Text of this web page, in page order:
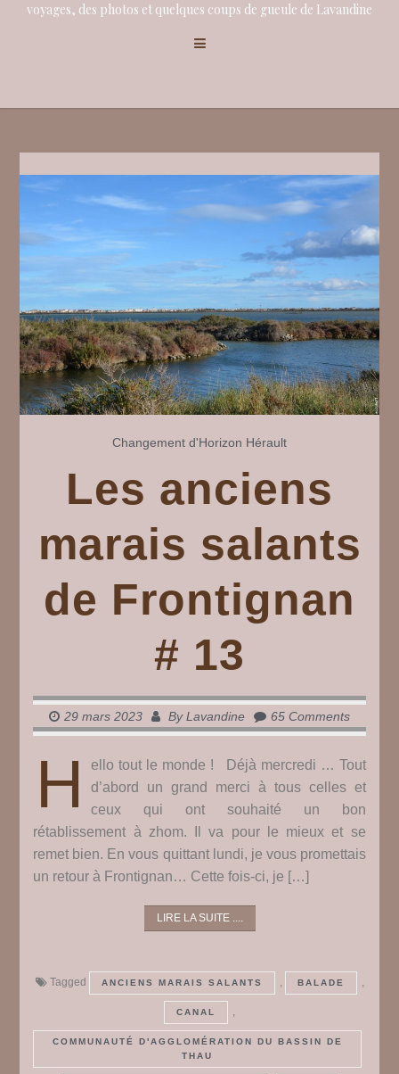
voyages, des photos et quelques coups de gueule de Lavandine
Changement d'Horizon Hérault
Les anciens
marais salants
de Frontignan
# 13
29 mars 2023 ByLavandine 65 Comments
H
ello tout le monde ! Déjà mercredi … Tout
d’abord un grand merci à tous celles et
ceux qui ont souhaité un bon
rétablissement à zhom. Il va pour le mieux et se
remet bien. En vous quittant lundi, je vous promettais
un retour à Frontignan… Cette fois-ci, je […]
LIRE LA SUITE ....
Tagged ANCIENS MARAIS SALANTS , BALADE ,
CANAL ,
COMMUNAUTÉ D'AGGLOMÉRATION DU BASSIN DE
THAU